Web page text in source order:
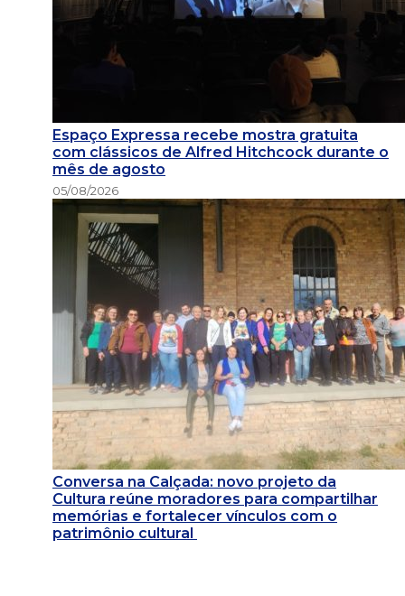
Espaço Expressa recebe mostra gratuita
com clássicos de Alfred Hitchcock durante o
mês de agosto
05/08/2026
Conversa na Calçada: novo projeto da
Cultura reúne moradores para compartilhar
memórias e fortalecer vínculos com o
patrimônio cultural